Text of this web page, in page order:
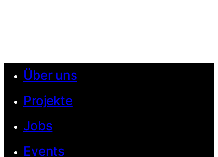
Über uns
Projekte
Jobs
Events